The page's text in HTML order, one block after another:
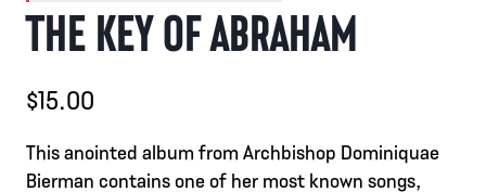
THE KEY OF ABRAHAM
$15.00
This anointed album from Archbishop Dominiquae
Bierman contains one of her most known songs,